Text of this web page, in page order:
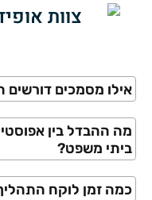
אילו מסמכים דורשים
מה ההבדל בין
ביתי משפט?
כמה זמן לוקח